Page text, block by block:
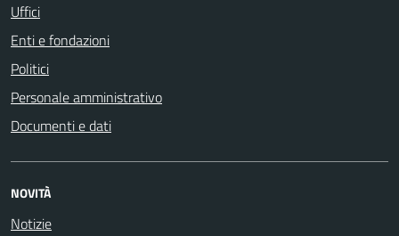
Uffici
Enti e fondazioni
Politici
Personale amministrativo
Documenti e dati
NOVITÀ
Notizie